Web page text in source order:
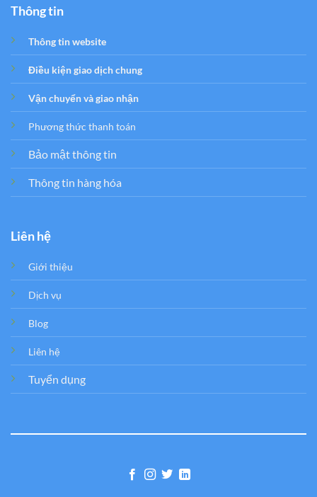
Thông tin
Thông tin website
Điều kiện giao dịch chung
Vận chuyển và giao nhận
Phương thức thanh toán
Bảo mật thông tin
Thông tin hàng hóa
Liên hệ
Giới thiệu
Dịch vụ
Blog
Liên hệ
Tuyển dụng